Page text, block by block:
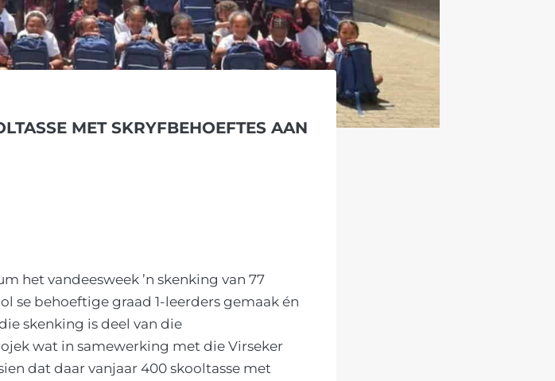
MET SKRYFBEHOEFTES AAN
het vandeesweek ’n skenking van 77
se behoeftige graad 1-leerders gemaak én
skenking is deel van die
wat in samewerking met die Virseker
dat daar vanjaar 400 skooltasse met